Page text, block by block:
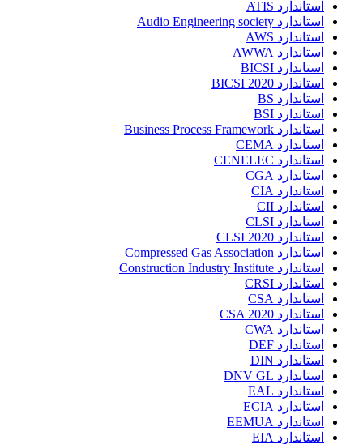
استاندارد ATIS
استاندارد Audio Engineering society
استاندارد AWS
استاندارد AWWA
استاندارد BICSI
استاندارد BICSI 2020
استاندارد BS
استاندارد BSI
استاندارد Business Process Framework
استاندارد CEMA
استاندارد CENELEC
استاندارد CGA
استاندارد CIA
استاندارد CII
استاندارد CLSI
استاندارد CLSI 2020
استاندارد Compressed Gas Association
استاندارد Construction Industry Institute
استاندارد CRSI
استاندارد CSA
استاندارد CSA 2020
استاندارد CWA
استاندارد DEF
استاندارد DIN
استاندارد DNV GL
استاندارد EAL
استاندارد ECIA
استاندارد EEMUA
استاندارد EIA